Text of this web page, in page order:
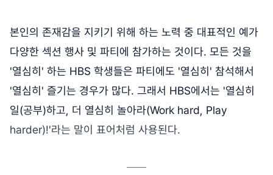
본인의 존재감을 지키기 위해 하는 노력 중 대표적인 예가
다양한 섹션 행사 및 파티에 참가하는 것이다. 모든 것을
'열심히' 하는 HBS 학생들은 파티에도 '열심히' 참석해서
'열심히' 즐기는 경우가 많다. 그래서 HBS에서는 '열심히
일(공부)하고, 더 열심히 놀아라(Work hard, Play
harder)!'라는 말이 표어처럼 사용된다.